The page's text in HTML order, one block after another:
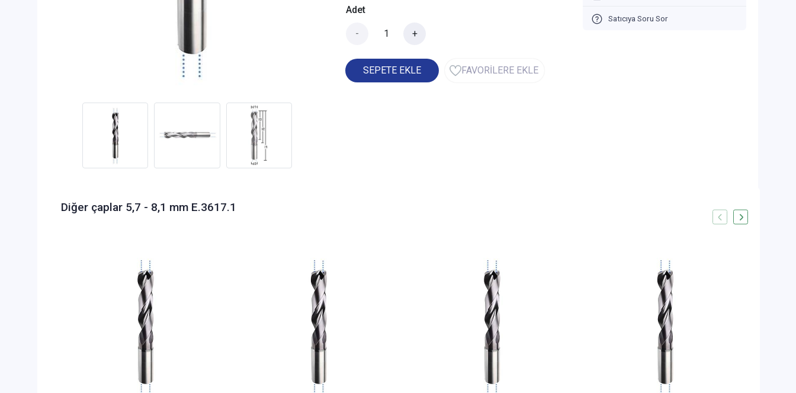
Diğer çaplar 5,7 - 8,1 mm E.3617.1
Adet
- +
SEPETE EKLE FAVORİLERE EKLE
Satıcıya Soru Sor